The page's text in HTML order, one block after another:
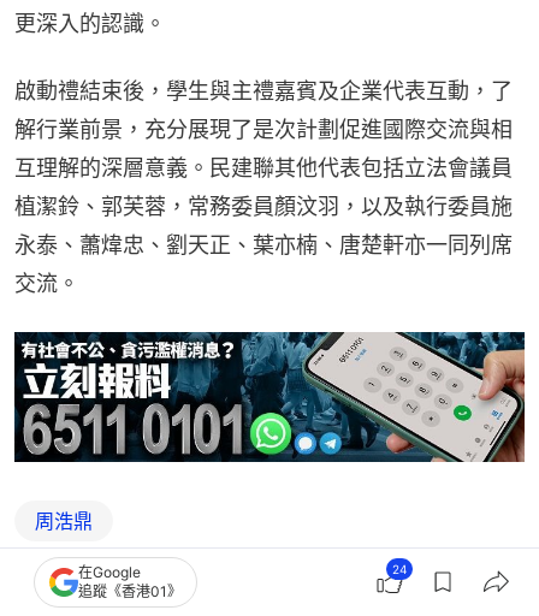
更深入的認識。
啟動禮結束後，學生與主禮嘉賓及企業代表互動，了
解行業前景，充分展現了是次計劃促進國際交流與相
互理解的深層意義。民建聯其他代表包括立法會議員
植潔鈴、郭芙蓉，常務委員顏汶羽，以及執行委員施
永泰、蕭煒忠、劉天正、葉亦楠、唐楚軒亦一同列席
交流。
周浩鼎
在Google
追蹤《香港01》
24